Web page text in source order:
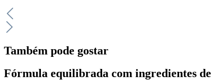
Também pode gostar
Fórmula equilibrada com ingredientes de